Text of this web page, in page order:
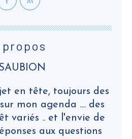
propos
en tête, toujours des
mon agenda .... des
variés .. et l'envie de
aux questions